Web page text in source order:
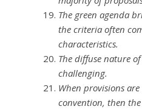
The green agenda
the criteria often
characteristics.
The diffuse nature
challenging.
When provisions
convention, then